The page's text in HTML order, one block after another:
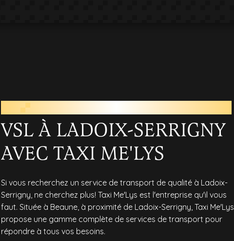
VSL À LADOIX-SERRIGNY
AVEC TAXI ME'LYS
Si vous recherchez un service de transport de qualité à Ladoix-
Serrigny, ne cherchez plus! Taxi Me'Lys est l'entreprise qu'il vous
faut. Située à Beaune, à proximité de Ladoix-Serrigny, Taxi Me'Lys
propose une gamme complète de services de transport pour
répondre à tous vos besoins.